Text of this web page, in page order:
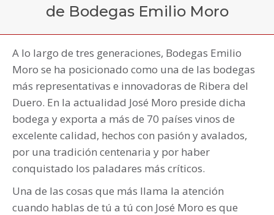
de Bodegas Emilio Moro
Vida al placer
A lo largo de tres generaciones, Bodegas Emilio
Moro se ha posicionado como una de las bodegas
más representativas e innovadoras de Ribera del
Duero. En la actualidad José Moro preside dicha
bodega y exporta a más de 70 países vinos de
excelente calidad, hechos con pasión y avalados,
por una tradición centenaria y por haber
conquistado los paladares más críticos.
Una de las cosas que más llama la atención
cuando hablas de tú a tú con José Moro es que